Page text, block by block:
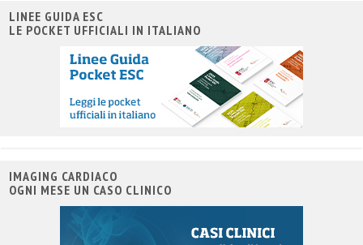
LINEE GUIDA ESC
LE POCKET UFFICIALI IN ITALIANO
IMAGING CARDIACO
OGNI MESE UN CASO CLINICO